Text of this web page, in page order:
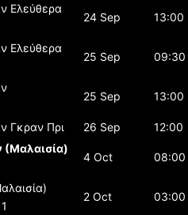
Ελεύθερα
24 Sep 13:00
Ελεύθερα
25 Sep 09:30
25 Sep 13:00
Γκραν Πρι 26 Sep
12:00
(Μαλαισία)
4 Oct 08:00
2 Oct 03:00